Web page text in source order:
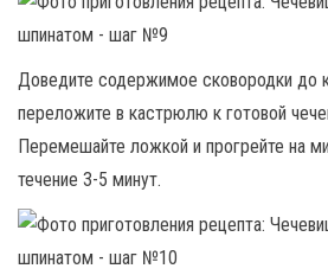
Доведите содержимое сковородки до
переложите в кастрюлю к готовой
Перемешайте ложкой и прогрейте на
течение 3-5 минут.